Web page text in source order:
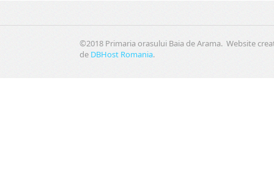
©2018 Primaria orasului Baia de Arama. Website
de DBHost Romania.